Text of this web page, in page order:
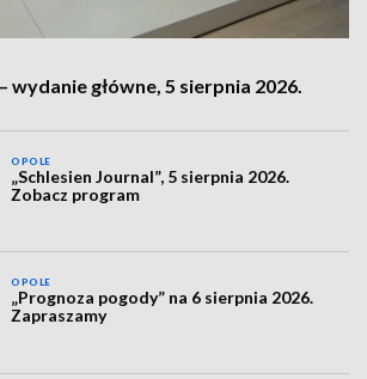
wydanie główne, 5 sierpnia 2026.
OPOLE
„Schlesien Journal”, 5 sierpnia 2026.
Zobacz program
OPOLE
„Prognoza pogody” na 6 sierpnia 2026.
Zapraszamy